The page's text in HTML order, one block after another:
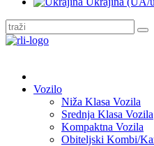
Vozilo
Niža Klasa Vozila
Srednja Klasa Vozila
Kompaktna Vozila
Obiteljski Kombi/